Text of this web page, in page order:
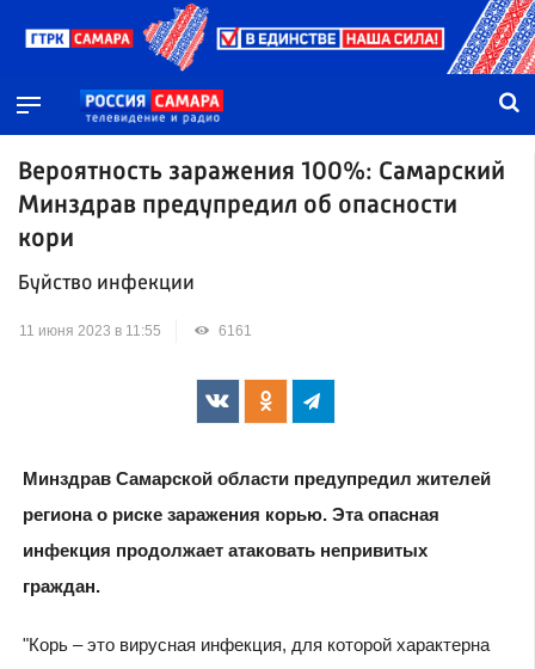
Вероятность заражения 100%: Самарский
Минздрав предупредил об опасности
кори
Буйство инфекции
11 июня 2023 в 11:55 6161
Минздрав Самарской области предупредил жителей
региона о риске заражения корью. Эта опасная
инфекция продолжает атаковать непривитых
граждан.
"Корь – это вирусная инфекция, для которой характерна